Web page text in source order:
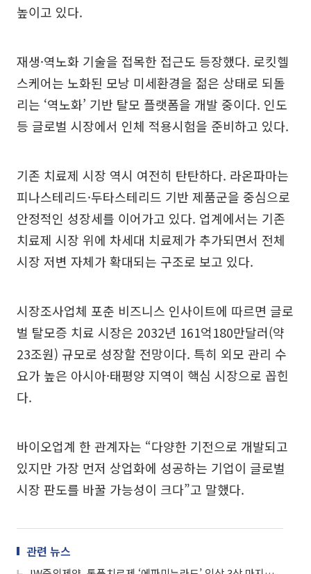
높이고 있다.
재생·역노화 기술을 접목한 접근도 등장했다. 로킷헬
스케어는 노화된 모낭 미세환경을 젊은 상태로 되돌
리는 ‘역노화’ 기반 탈모 플랫폼을 개발 중이다. 인도
등 글로벌 시장에서 인체 적용시험을 준비하고 있다.
기존 치료제 시장 역시 여전히 탄탄하다. 라온파마는
피나스테리드·두타스테리드 기반 제품군을 중심으로
안정적인 성장세를 이어가고 있다. 업계에서는 기존
치료제 시장 위에 차세대 치료제가 추가되면서 전체
시장 저변 자체가 확대되는 구조로 보고 있다.
시장조사업체 포춘 비즈니스 인사이트에 따르면 글로
벌 탈모증 치료 시장은 2032년 161억180만달러(약
23조원) 규모로 성장할 전망이다. 특히 외모 관리 수
요가 높은 아시아·태평양 지역이 핵심 시장으로 꼽힌
다.
바이오업계 한 관계자는 “다양한 기전으로 개발되고
있지만 가장 먼저 상업화에 성공하는 기업이 글로벌
시장 판도를 바꿀 가능성이 크다”고 말했다.
관련 뉴스